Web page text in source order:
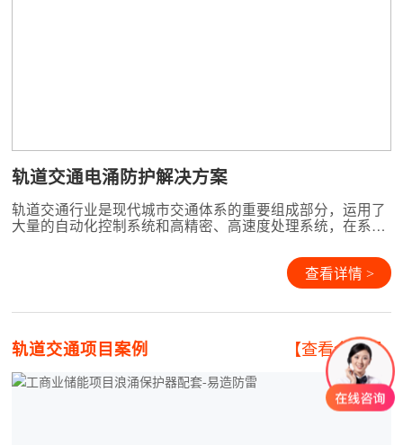
轨道交通电涌防护解决方案
轨道交通行业是现代城市交通体系的重要组成部分，运用了
大量的自动化控制系统和高精密、高速度处理系统，在系统
与工作电压越来越低，同时系统的抗干扰能力大幅度下降，
系统的安全性变得越来越脆弱。系统中各站点与控制中心之
间相互连接的各类网络、通讯系统的大量应用，使得雷电电
查看详情 >
轨道交通项目案例 【查看全部+】